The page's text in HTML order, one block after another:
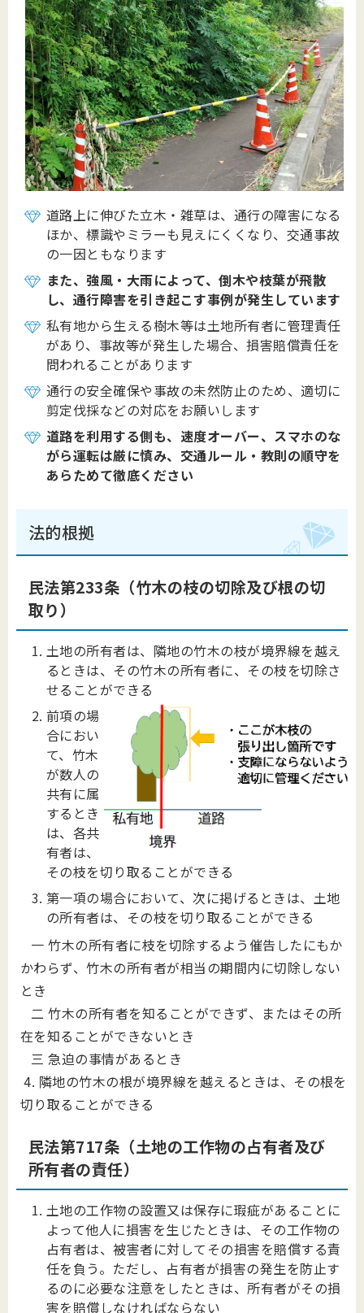
道路上に伸びた立木・雑草は、通行の障害になる
ほか、標識やミラーも見えにくくなり、交通事故
の一因ともなります
また、強風・大雨によって、倒木や枝葉が飛散
し、通行障害を引き起こす事例が発生しています
私有地から生える樹木等は土地所有者に管理責任
があり、事故等が発生した場合、損害賠償責任を
問われることがあります
通行の安全確保や事故の未然防止のため、適切に
剪定伐採などの対応をお願いします
道路を利用する側も、速度オーバー、スマホのな
がら運転は厳に慎み、交通ルール・教則の順守を
あらためて徹底ください
法的根拠
民法第233条（竹木の枝の切除及び根の切
取り）
土地の所有者は、隣地の竹木の枝が境界線を越え
るときは、その竹木の所有者に、その枝を切除さ
せることができる
前項の場
合におい
て、竹木
が数人の
共有に属
するとき
は、各共
有者は、
その枝を切り取ることができる
第一項の場合において、次に掲げるときは、土地
の所有者は、その枝を切り取ることができる
一 竹木の所有者に枝を切除するよう催告したにもか
かわらず、竹木の所有者が相当の期間内に切除しない
とき
二 竹木の所有者を知ることができず、またはその所
在を知ることができないとき
三 急迫の事情があるとき
4. 隣地の竹木の根が境界線を越えるときは、その根を
切り取ることができる
民法第717条（土地の工作物の占有者及び
所有者の責任）
土地の工作物の設置又は保存に瑕疵があることに
よって他人に損害を生じたときは、その工作物の
占有者は、被害者に対してその損害を賠償する責
任を負う。ただし、占有者が損害の発生を防止す
るのに必要な注意をしたときは、所有者がその損
害を賠償しなければならない